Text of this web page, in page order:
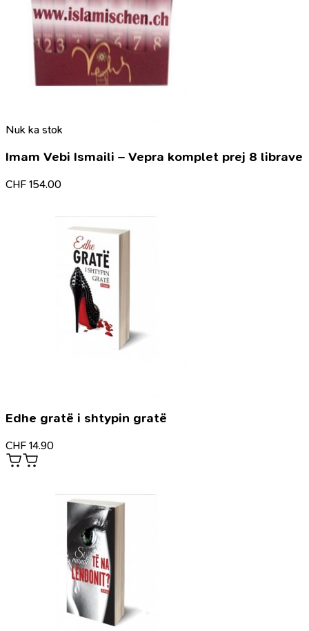
Nuk ka stok
Imam Vebi Ismaili – Vepra komplet prej 8 librave
CHF 154.00
Edhe gratë i shtypin gratë
CHF 14.90